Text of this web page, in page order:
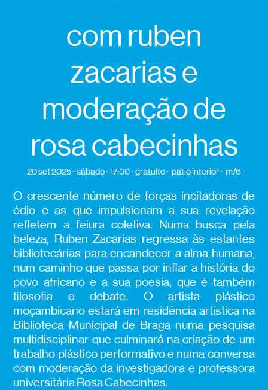
com ruben
zacarias e
moderação de
rosa cabecinhas
20 set 2025 sábado 17:00 gratuito pátio interior m/6
O crescente número de forças incitadoras de
ódio e as que impulsionam a sua revelação
refletem a feiura coletiva. Numa busca pela
beleza, Ruben Zacarias regressa às estantes
bibliotecárias para encandecer a alma humana,
num caminho que passa por inflar a história do
povo africano e a sua poesia, que é também
filosofia e debate. O artista plástico
moçambicano estará em residência artística na
Biblioteca Municipal de Braga numa pesquisa
multidisciplinar que culminará na criação de um
trabalho plástico performativo e numa conversa
com moderação da investigadora e professora
universitária Rosa Cabecinhas.